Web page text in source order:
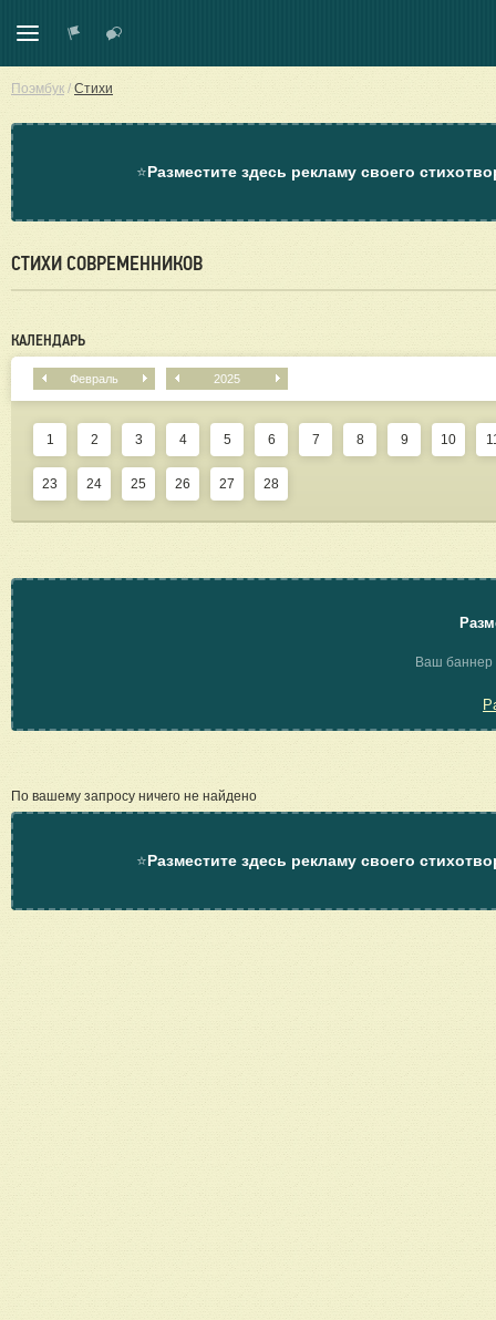
Поэмбук / Стихи
⭐Разместите здесь рекламу своего
СТИХИ СОВРЕМЕННИКОВ
КАЛЕНДАРЬ
Февраль 2025
1 2 3 4 5 6 7 8 9 10
23 24 25 26 27 28
Ваш баннер
По вашему запросу ничего не найдено
⭐Разместите здесь рекламу своего